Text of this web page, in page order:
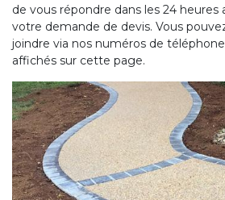
de vous répondre dans les 24 heures
votre demande de devis. Vous
joindre via nos numéros de
affichés sur cette page.